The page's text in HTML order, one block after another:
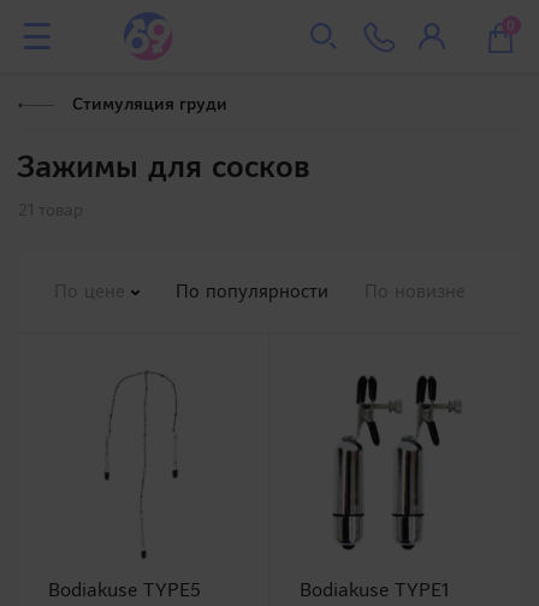
0
Стимуляция груди
Зажимы для сосков
21 товар
По цене По популярности По новизне
Bodiakuse TYPE5 Bodiakuse TYPE1